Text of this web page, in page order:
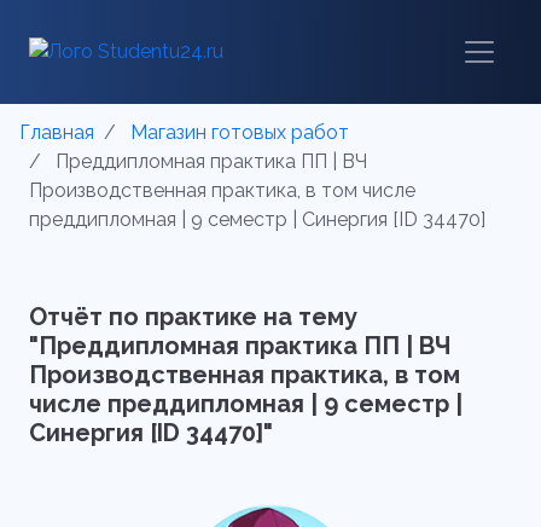
Главная
Магазин готовых работ
Преддипломная практика ПП | ВЧ
Производственная практика, в том числе
преддипломная | 9 семестр | Синергия [ID 34470]
Отчёт по практике на тему
"Преддипломная практика ПП | ВЧ
Производственная практика, в том
числе преддипломная | 9 семестр |
Синергия [ID 34470]"